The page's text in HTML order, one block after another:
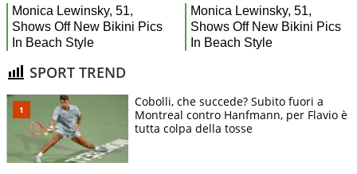
SPORT TREND
Cobolli, che succede? Subito fuori a
Montreal contro Hanfmann, per Flavio è
tutta colpa della tosse